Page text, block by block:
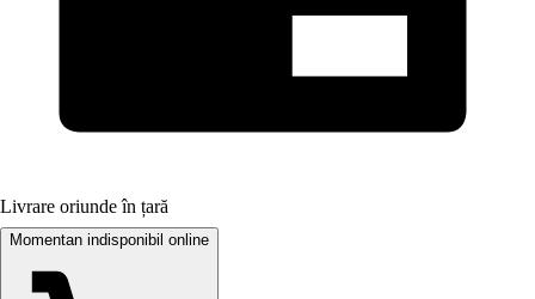
Livrare oriunde în țară
Momentan indisponibil online